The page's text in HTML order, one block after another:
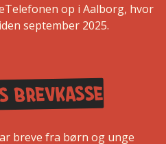
op i Aalborg, hvor
september 2025.
brevkasse
breve fra børn og unge